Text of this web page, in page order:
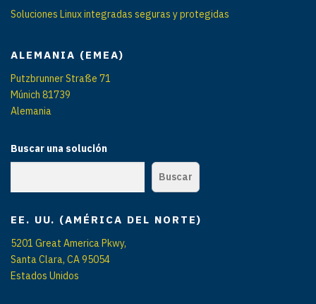
Soluciones Linux integradas seguras y protegidas
ALEMANIA (EMEA)
Putzbrunner Straße 71
Múnich 81739
Alemania
Buscar una solución
Buscar
EE. UU. (AMÉRICA DEL NORTE)
5201 Great America Pkwy,
Santa Clara, CA 95054
Estados Unidos